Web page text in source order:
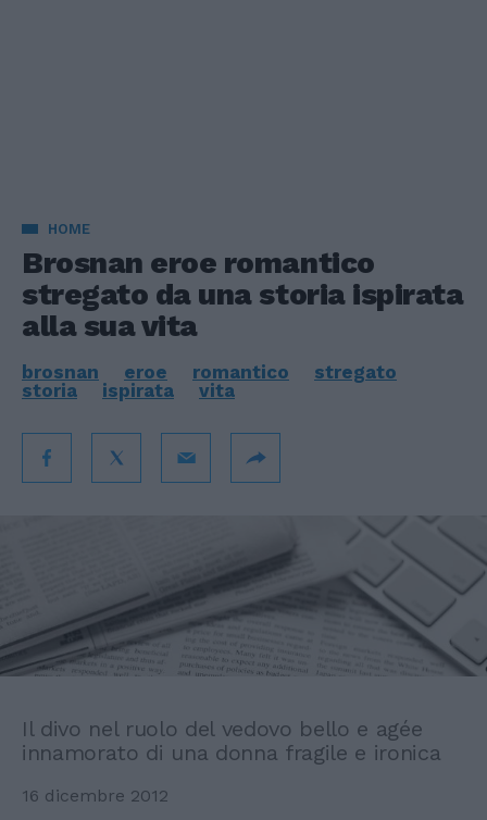
HOME
Brosnan eroe romantico
stregato da una storia ispirata
alla sua vita
brosnan eroe romantico
stregato
storia
ispirata vita
Il divo nel ruolo del vedovo bello e agée
innamorato di una donna fragile e ironica
16 dicembre 2012